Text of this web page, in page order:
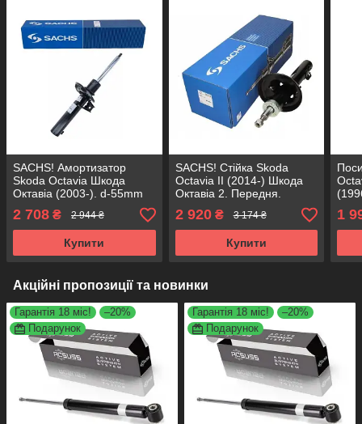
SACHS! Амортизатор
Skoda Octavia Шкода
Октавіа (2003-). d-55mm
Передній. 317572 ,
313053 , 335808 САКС
2 708 ₴ 2 944 ₴
Купити
SACHS! Стійка Skoda
Octavia II (2014-) Шкода
Октавіа 2. Передня.
317581 , 3358000 САКС
2 920₴ 3 174 ₴
Купити
,
1
Акційні пропозиції та новинки
Гарантія 18 міс!
–20%
Подарунок
Гарантія 18 міс!
–20%
Подарунок